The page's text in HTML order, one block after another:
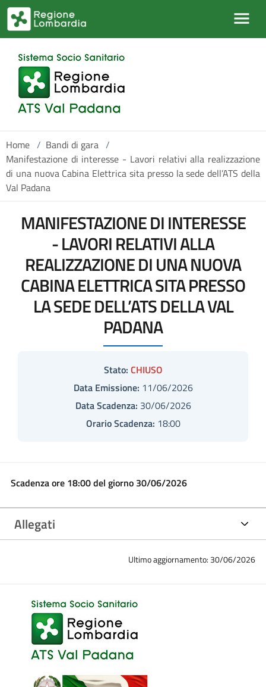
Salta al contenuto principale
Home / Bandi di gara /
Manifestazione di interesse - Lavori relativi alla realizzazione
di una nuova Cabina Elettrica sita presso la sede dell’ATS della
Val Padana
MANIFESTAZIONE DI INTERESSE
- LAVORI RELATIVI ALLA
REALIZZAZIONE DI UNA NUOVA
CABINA ELETTRICA SITA PRESSO
LA SEDE DELL’ATS DELLA VAL
PADANA
Stato: CHIUSO
Data Emissione: 11/06/2026
Data Scadenza: 30/06/2026
Orario Scadenza: 18:00
Scadenza ore 18:00 del giorno 30/06/2026
Allegati
Ultimo aggiornamento: 30/06/2026